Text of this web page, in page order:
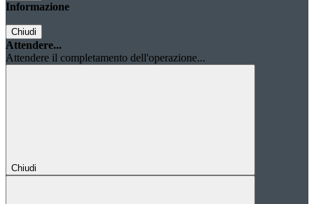
Informazione
Chiudi
Attendere...
Attendere il completamento dell'operazione...
Chiudi